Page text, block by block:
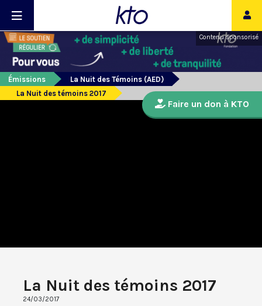
Contenu sponsorisé
Émissions
La Nuit des Témoins (AED)
La Nuit des témoins 2017
La Nuit des témoins 2017
24/03/2017
Faire un don à KTO